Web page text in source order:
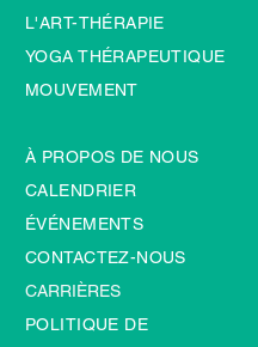
L'ART-THÉRAPIE
YOGA THÉRAPEUTIQUE
MOUVEMENT
À PROPOS DE NOUS
CALENDRIER
ÉVÉNEMENTS
CONTACTEZ-NOUS
CARRIÈRES
POLITIQUE DE